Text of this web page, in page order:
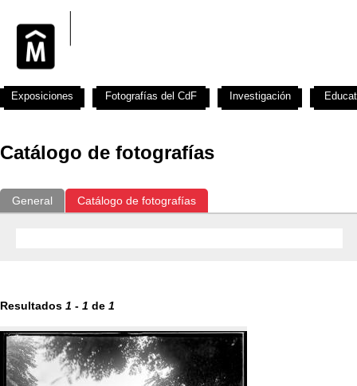
Catálogo de fotografías
General Catálogo de fotografías
Resultados 1 - 1 de 1
Exposiciones Fotografías del CdF Investigación